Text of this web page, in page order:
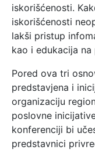
iskorišćenosti.
iskorišćenosti
lakši pristup
kao i edukacija
Pored ova tri
predstavjena i
organizaciju
poslovne
konferenciji bi
predstavnici